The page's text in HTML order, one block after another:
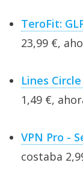
TeroFit:
23,99 €,
Lines
1,49 €,
VPN Pro -
costaba